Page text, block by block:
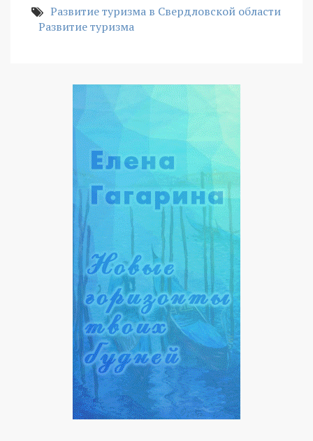
Развитие туризма в Свердловской области
Развитие туризма